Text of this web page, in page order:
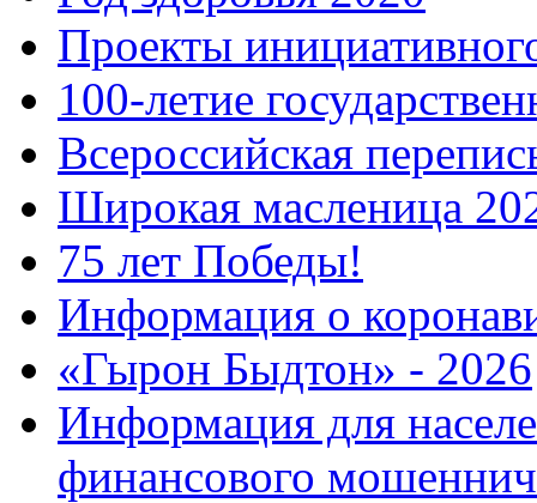
Проекты
100-летие
Всероссийская
Широкая масленица
75 лет Победы!
Информация о
«Гырон Быдтон» - 2026
Информация для
финансового